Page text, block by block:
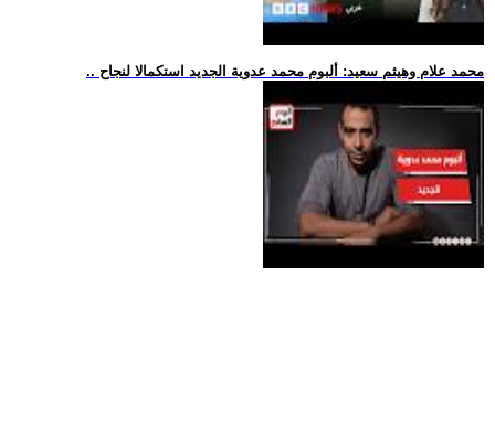
.. محمد علام وهيثم سعيد: ألبوم محمد عدوية الجديد استكمالا لنجاح